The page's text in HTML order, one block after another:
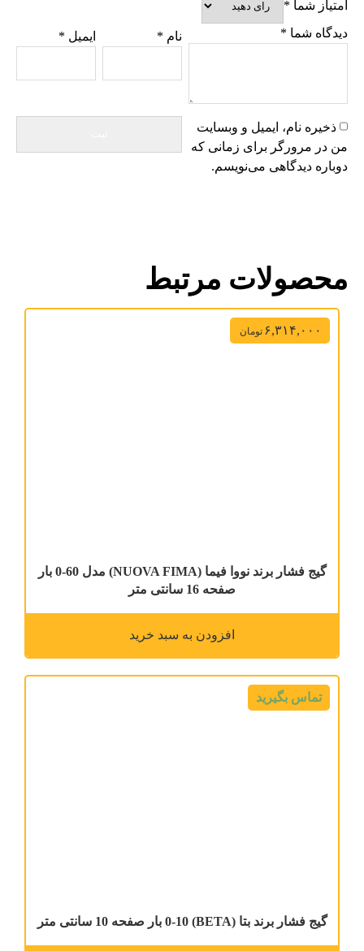
امتیاز شما *
دیدگاه شما * نام * ایمیل *
ذخیره نام، ایمیل و وبسایت
من در مرورگر برای زمانی که
دوباره دیدگاهی می‌نویسم.
محصولات مرتبط
گیج فشار برند نووا فیما (NUOVA FIMA) مدل 60-0 بار
صفحه 16 سانتی متر
۶,۳۱۴,۰۰۰ تومان
افزودن به سبد خرید
گیج فشار برند بتا (BETA) 0-10 بار صفحه 10 سانتی متر
تماس بگیرید